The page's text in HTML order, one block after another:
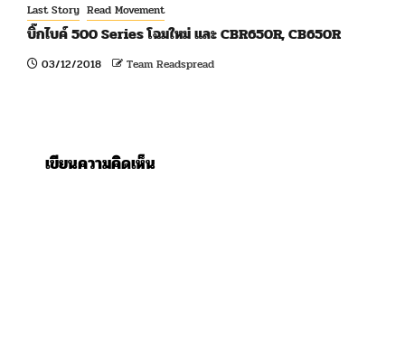
Last Story Read Movement
บิ๊กไบค์ 500 Series โฉมใหม่ และ CBR650R, CB650R
03/12/2018 Team Readspread
เขียนความคิดเห็น